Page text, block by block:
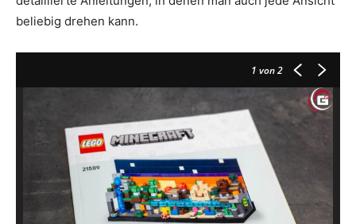
beliebig drehen kann.
1 von 2